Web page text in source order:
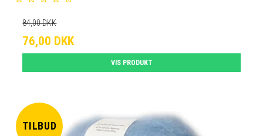
84,00 DKK
76,00 DKK
VIS PRODUKT
TILBUD